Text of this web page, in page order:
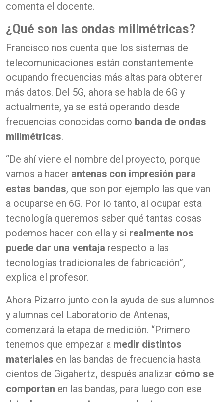
comenta el docente.
¿Qué son las ondas milimétricas?
Francisco nos cuenta que los sistemas de
telecomunicaciones están constantemente
ocupando frecuencias más altas para obtener
más datos. Del 5G, ahora se habla de 6G y
actualmente, ya se está operando desde
frecuencias conocidas como banda de ondas
milimétricas.
“De ahí viene el nombre del proyecto, porque
vamos a hacer antenas con impresión para
estas bandas, que son por ejemplo las que van
a ocuparse en 6G. Por lo tanto, al ocupar esta
tecnología queremos saber qué tantas cosas
podemos hacer con ella y si realmente nos
puede dar una ventaja respecto a las
tecnologías tradicionales de fabricación”,
explica el profesor.
Ahora Pizarro junto con la ayuda de sus alumnos
y alumnas del Laboratorio de Antenas,
comenzará la etapa de medición. “Primero
tenemos que empezar a medir distintos
materiales en las bandas de frecuencia hasta
cientos de Gigahertz, después analizar cómo se
comportan en las bandas, para luego con ese